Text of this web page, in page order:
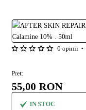
0 opinii •
Pret:
55,00 RON
IN STOC